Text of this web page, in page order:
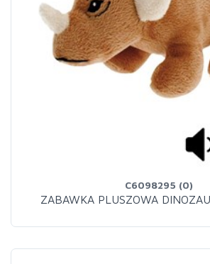
C6098295 (0)
ZABAWKA PLUSZOWA